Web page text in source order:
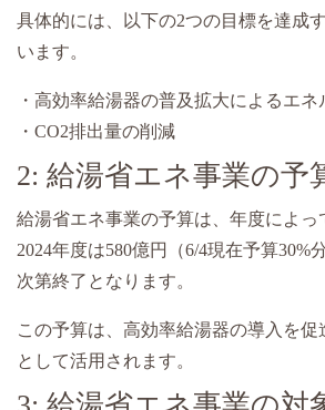
具体的には、以下の2つの目標を達成
います。
・高効率給湯器の普及拡大によるエ
・CO2排出量の削減
2: 給湯省エネ事業の予
給湯省エネ事業の予算は、年度によっ
2024年度は580億円（6/4現在予算30%
次第終了となります。
この予算は、高効率給湯器の導入を
として活用されます。